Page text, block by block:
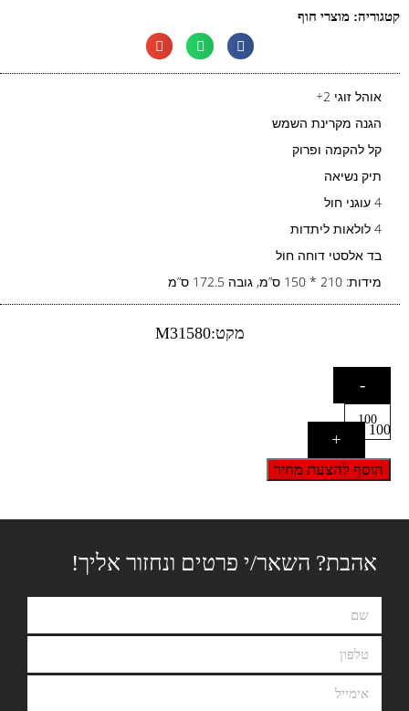
קטגוריה: מוצרי חוף
אוהל זוגי 2+
הגנה מקרינת השמש
קל להקמה ופרוק
תיק נשיאה
4 עוגני חול
4 לולאות ליתדות
בד אלסטי דוחה חול
מידות: 210 * 150 ס”מ, גובה 172.5 ס”מ
מקט:M31580
-
100
+
הוסף להצעת מחיר
אהבת? השאר/י פרטים ונחזור אליך!